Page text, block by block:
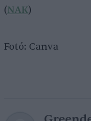
(NAK)
Fotó: Canva